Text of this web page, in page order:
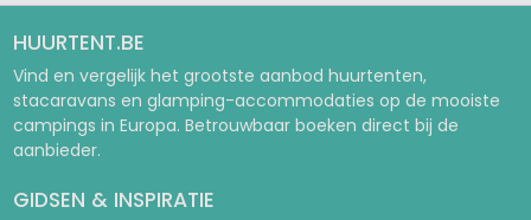
HUURTENT.BE
Vind en vergelijk het grootste aanbod huurtenten,
stacaravans en glamping-accommodaties op de mooiste
campings in Europa. Betrouwbaar boeken direct bij de
aanbieder.
GIDSEN & INSPIRATIE